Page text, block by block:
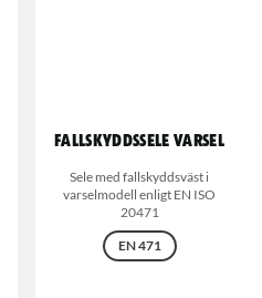
Fallskyddssele varsel
Sele med fallskyddsväst i
varselmodell enligt EN ISO
20471
EN 471